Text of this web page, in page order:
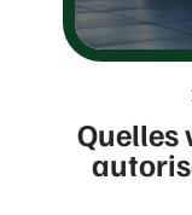
Quelles